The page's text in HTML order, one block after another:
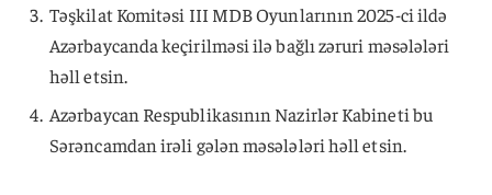
Təşkilat Komitəsi III MDB Oyunlarının 2025-ci ildə
Azərbaycanda keçirilməsi ilə bağlı zəruri məsələləri
həll etsin.
Azərbaycan Respublikasının Nazirlər Kabineti bu
Sərəncamdan irəli gələn məsələləri həll etsin.